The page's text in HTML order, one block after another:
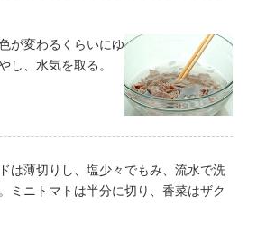
が変わるくらいにゆ
し、水気を取る。
は薄切りし、塩少々でもみ、流水で洗
ミニトマトは半分に切り、香菜はザク